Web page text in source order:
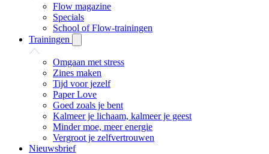
Flow magazine
Specials
School of Flow-trainingen
Trainingen
Omgaan met stress
Zines maken
Tijd voor jezelf
Paper Love
Goed zoals je bent
Kalmeer je lichaam, kalmeer je geest
Minder moe, meer energie
Vergroot je zelfvertrouwen
Nieuwsbrief